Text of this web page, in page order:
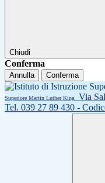
Chiudi
Conferma
Annulla Conferma
Superiore Martin Luther King
Via
Tel. 039 27 89 430 -